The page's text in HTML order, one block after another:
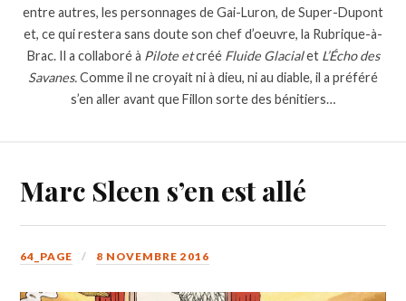
entre autres, les personnages de Gai-Luron, de Super-Dupont
et, ce qui restera sans doute son chef d’oeuvre, la Rubrique-à-
Brac. Il a collaboré à Pilote etcréé Fluide Glacialet L’Écho des
Savanes.Comme il ne croyait ni à dieu, ni au diable, il a préféré
s’en aller avant que Fillon sorte des bénitiers…
Marc Sleen s’en est allé
64_PAGE 8 NOVEMBRE 2016